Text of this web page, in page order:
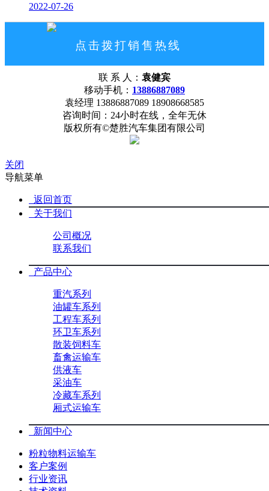
2022-07-26
点击拨打销售热线
13886887089
公司概况
联 系 人： 袁健宾
移动手机： 13886887089
袁经理 13886887089 18908668585
咨询时间：24小时在线，全年无休
版权所有©楚胜汽车集团有限公司
关闭
导航菜单
返回首页
关于我们
公司概况
联系我们
产品中心
重汽系列
油罐车系列
工程车系列
环卫车系列
散装饲料车
畜禽运输车
供液车
采油车
冷藏车系列
厢式运输车
新闻中心
粉粒物料运输车
客户案例
行业资讯